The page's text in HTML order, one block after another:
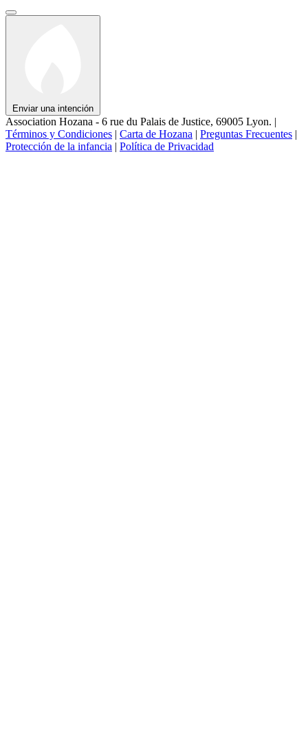
Enviar una intención
Association Hozana - 6 rue du Palais de Justice, 69005 Lyon. |
Términos y Condiciones | Carta de Hozana | Preguntas Frecuentes |
Protección de la infancia | Política de Privacidad